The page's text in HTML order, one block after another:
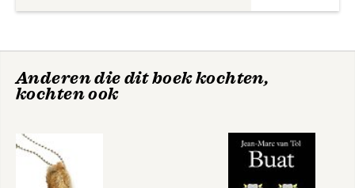
Anderen die dit boek kochten,
kochten ook